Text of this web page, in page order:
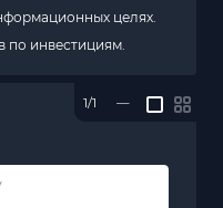
целях.
по инвестициям.
1/1 —